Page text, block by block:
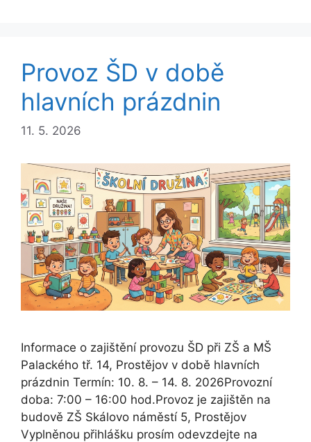
Provoz ŠD v době
hlavních prázdnin
11. 5. 2026
Informace o zajištění provozu ŠD při ZŠ a MŠ
Palackého tř. 14, Prostějov v době hlavních
prázdnin Termín: 10. 8. – 14. 8. 2026Provozní
doba: 7:00 – 16:00 hod.Provoz je zajištěn na
budově ZŠ Skálovo náměstí 5, Prostějov
Vyplněnou přihlášku prosím odevzdejte na